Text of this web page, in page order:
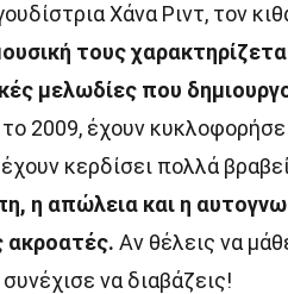
Χάνα Ριντ, τον
τους
μελωδίες που
2009, έχουν
έχουν κερδίσει πολλά
η απώλεια και η
ακροατές. Αν θέλεις να
να διαβάζεις!